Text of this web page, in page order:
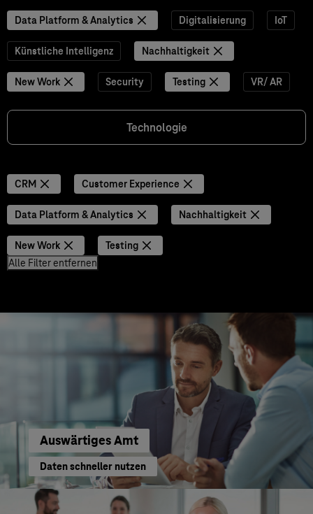
Data Platform & Analytics Digitalisierung IoT
Künstliche Intelligenz Nachhaltigkeit
New Work Security Testing VR/ AR
Technologie
CRM Customer Experience
Data Platform & Analytics Nachhaltigkeit
New Work
Testing
Alle Filter entfernen
Auswärtiges Amt
Daten schneller nutzen